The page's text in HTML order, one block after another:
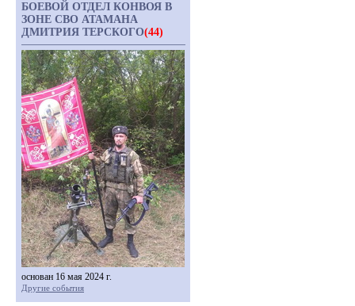
БОЕВОЙ ОТДЕЛ КОНВОЯ В
ЗОНЕ СВО АТАМАНА
ДМИТРИЯ ТЕРСКОГО(44)
основан 16 мая 2024 г.
Другие события